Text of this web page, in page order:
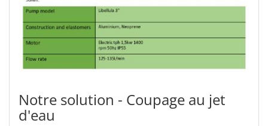
Notre solution - Coupage au jet
d'eau